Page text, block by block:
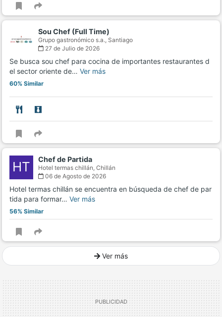
Sou Chef (Full Time)
Grupo gastronómico s.a., Santiago
27 de Julio de 2026
Se busca sou chef para cocina de importantes restaurantes d
el sector oriente de… Ver más
60% Similar
HT Chef de Partida
Hotel termas chillán, Chillán
06 de Agosto de 2026
Hotel termas chillán se encuentra en búsqueda de chef de par
tida para formar… Ver más
56% Similar
Ver más